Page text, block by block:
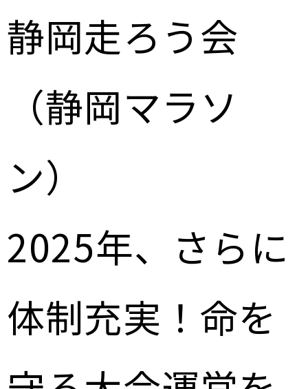
静岡走ろう会
（静岡マラソ
ン）
2025年、さらに
体制充実！命を